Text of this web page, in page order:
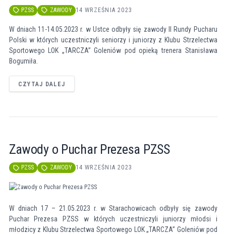
PZSS ZAWODY 14 WRZEŚNIA 2023
W dniach 11-14.05.2023 r. w Ustce odbyły się zawody II Rundy Pucharu
Polski w których uczestniczyli seniorzy i juniorzy z Klubu Strzelectwa
Sportowego LOK „TARCZA” Goleniów pod opieką trenera Stanisława
Bogumiła.
CZYTAJ DALEJ
Zawody o Puchar Prezesa PZSS
PZSS ZAWODY 14 WRZEŚNIA 2023
W dniach 17 – 21.05.2023 r. w Starachowicach odbyły się zawody
Puchar Prezesa PZSS w których uczestniczyli juniorzy młodsi i
młodzicy z Klubu Strzelectwa Sportowego LOK „TARCZA” Goleniów pod